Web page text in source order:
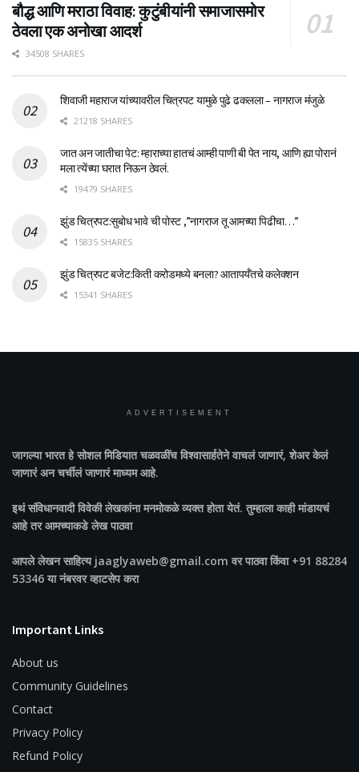
बौद्ध आणि मराठा विवाह: कुटुंबीयांनी समाजासमोर
ठेवला एक अनोखा आदर्श
34508 SHARES
शिवाजी महाराज यांच्यावरील चित्रपट यामुळे पुढे ढकलला – नागराज मंजुळे
21218 SHARES
जात अन जातीचा पेट: म्हाराच्या हातचं आम्ही पाणी बी पेत नाय, आणि ह्या पोरानं
मला त्येंच्या घरात निऊन ठेवलं.
19479 SHARES
झुंड चित्रपट:सुबोध भावे ची पोस्ट ,”नागराज तू आमच्या पिढीचा…”
15835 SHARES
झुंड चित्रपट बजेट:किती करोडमध्ये बनला? आतापर्यँतचे कलेक्शन
15341 SHARES
ADVERTISEMENT
जागल्या भारतहे सोशल मिडियात चळवळींच विश्वासार्हतेने वाचलं जाणारं, शेअर केलं
जाणारं अन चर्चीलं जाणारं माध्यम आहे.
इथं संविधानवादी विवेकी लेखकांना मनमोकळे व्यक्त होता येतं. तुम्हाला काही मांडायचं
आहे तर आमच्याकडे लेख पाठवा
आपले लेखन साहित्य jaaglyaweb@gmail.com वर पाठवा किंवा +91 88284
53346 या नंबरवर व्हाटसेप करा
Important Links
About us
Community Guidelines
Contact
Privacy Policy
Refund Policy